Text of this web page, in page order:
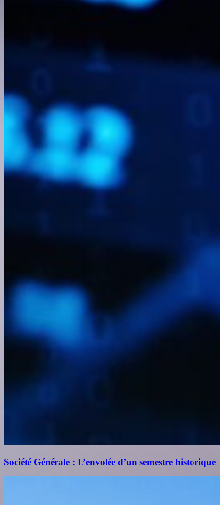
Société Générale : L’envolée d’un semestre historique